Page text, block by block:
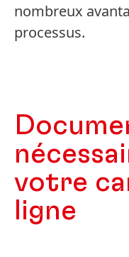
nombreux
processus.
votre
ligne